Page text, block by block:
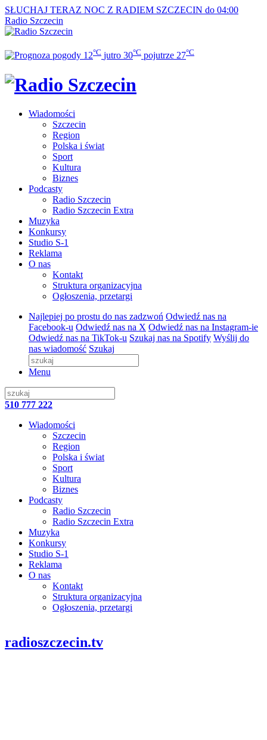
SŁUCHAJ TERAZ NOC Z RADIEM SZCZECIN do 04:00
Radio Szczecin
12°C jutro 30°C pojutrze 27°C
Wiadomości
Szczecin
Region
Polska i świat
Sport
Kultura
Biznes
Podcasty
Radio Szczecin
Radio Szczecin Extra
Muzyka
Konkursy
Studio S-1
Reklama
O nas
Kontakt
Struktura organizacyjna
Ogłoszenia, przetargi
Najlepiej po prostu do nas zadzwoń Odwiedź nas na
Facebook-u Odwiedź nas na X Odwiedź nas na Instagram-ie
Odwiedź nas na TikTok-u Szukaj nas na Spotify Wyślij do
nas wiadomość Szukaj
Menu
510 777 222
Wiadomości
Szczecin
Region
Polska i świat
Sport
Kultura
Biznes
Podcasty
Radio Szczecin
Radio Szczecin Extra
Muzyka
Konkursy
Studio S-1
Reklama
O nas
Kontakt
Struktura organizacyjna
Ogłoszenia, przetargi
radioszczecin.tv